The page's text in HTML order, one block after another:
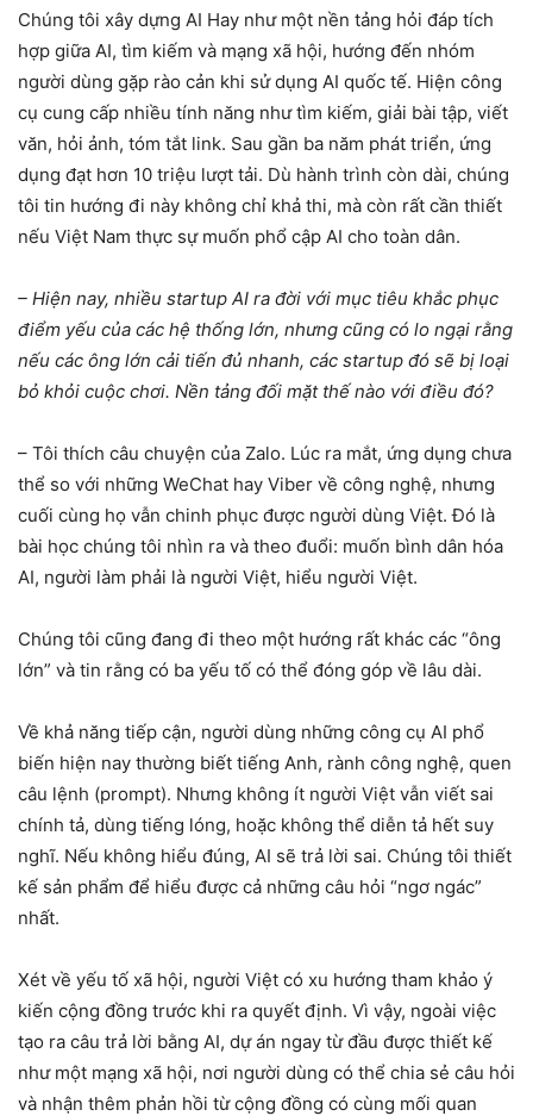
Chúng tôi xây dựng AI Hay như một nền tảng hỏi đáp tích
hợp giữa AI, tìm kiếm và mạng xã hội, hướng đến nhóm
người dùng gặp rào cản khi sử dụng AI quốc tế. Hiện công
cụ cung cấp nhiều tính năng như tìm kiếm, giải bài tập, viết
văn, hỏi ảnh, tóm tắt link. Sau gần ba năm phát triển, ứng
dụng đạt hơn 10 triệu lượt tải. Dù hành trình còn dài, chúng
tôi tin hướng đi này không chỉ khả thi, mà còn rất cần thiết
nếu Việt Nam thực sự muốn phổ cập AI cho toàn dân.
– Hiện nay, nhiều startup AI ra đời với mục tiêu khắc phục
điểm yếu của các hệ thống lớn, nhưng cũng có lo ngại rằng
nếu các ông lớn cải tiến đủ nhanh, các startup đó sẽ bị loại
bỏ khỏi cuộc chơi. Nền tảng đối mặt thế nào với điều đó?
– Tôi thích câu chuyện của Zalo. Lúc ra mắt, ứng dụng chưa
thể so với những WeChat hay Viber về công nghệ, nhưng
cuối cùng họ vẫn chinh phục được người dùng Việt. Đó là
bài học chúng tôi nhìn ra và theo đuổi: muốn bình dân hóa
AI, người làm phải là người Việt, hiểu người Việt.
Chúng tôi cũng đang đi theo một hướng rất khác các “ông
lớn” và tin rằng có ba yếu tố có thể đóng góp về lâu dài.
Về khả năng tiếp cận, người dùng những công cụ AI phổ
biến hiện nay thường biết tiếng Anh, rành công nghệ, quen
câu lệnh (prompt). Nhưng không ít người Việt vẫn viết sai
chính tả, dùng tiếng lóng, hoặc không thể diễn tả hết suy
nghĩ. Nếu không hiểu đúng, AI sẽ trả lời sai. Chúng tôi thiết
kế sản phẩm để hiểu được cả những câu hỏi “ngơ ngác”
nhất.
Xét về yếu tố xã hội, người Việt có xu hướng tham khảo ý
kiến cộng đồng trước khi ra quyết định. Vì vậy, ngoài việc
tạo ra câu trả lời bằng AI, dự án ngay từ đầu được thiết kế
như một mạng xã hội, nơi người dùng có thể chia sẻ câu hỏi
và nhận thêm phản hồi từ cộng đồng có cùng mối quan